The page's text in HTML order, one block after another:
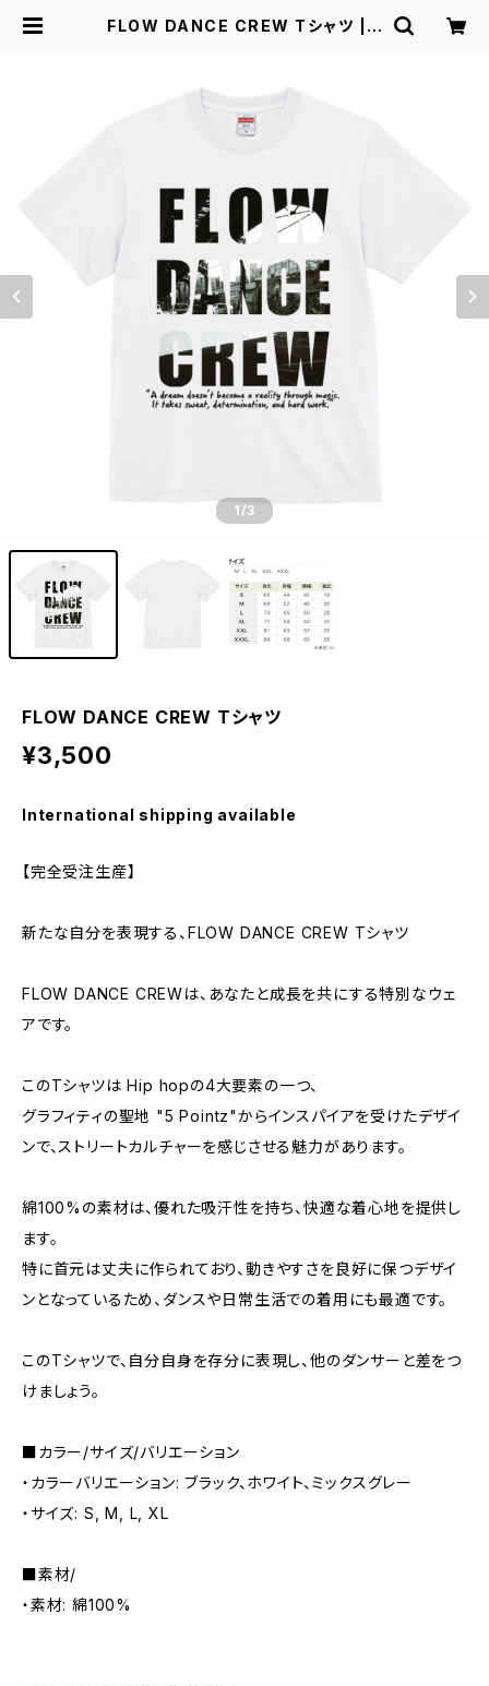
FLOW DANCE CREW Tシャツ | F
1/3
FLOW DANCE CREW Tシャツ
¥3,500
International shipping available
【完全受注生産】
新たな自分を表現する、FLOW DANCE CREW Tシャツ
FLOW DANCE CREWは、あなたと成長を共にする特別なウェ
アです。
このTシャツは Hip hopの4大要素の一つ、
グラフィティの聖地 "5 Pointz"からインスパイアを受けたデザイ
ンで、ストリートカルチャーを感じさせる魅力があります。
綿100%の素材は、優れた吸汗性を持ち、快適な着心地を提供し
ます。
特に首元は丈夫に作られており、動きやすさを良好に保つデザイ
ンとなっているため、ダンスや日常生活での着用にも最適です。
このTシャツで、自分自身を存分に表現し、他のダンサーと差をつ
けましょう。
■カラー/サイズ/バリエーション
・カラーバリエーション: ブラック、ホワイト、ミックスグレー
・サイズ: S, M, L, XL
■素材/
・素材: 綿100%